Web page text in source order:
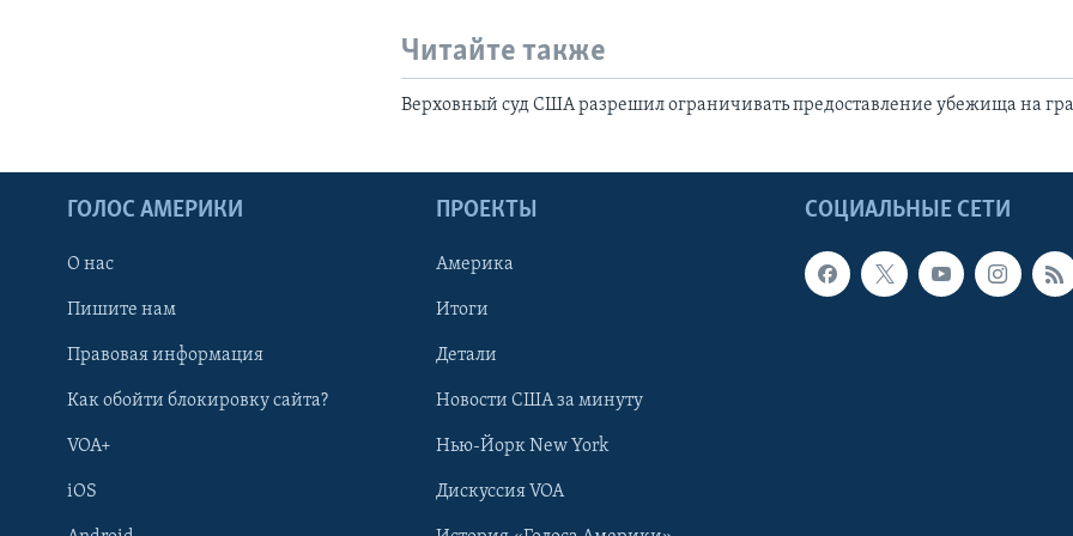
Читайте также
Верховный суд США разрешил ограничивать предоставление убежища на
СОЦИАЛЬНЫЕ СЕТИ
ГОЛОС АМЕРИКИ
О нас
Пишите нам
Правовая информация
Как обойти блокировку сайта?
VOA+
iOS
ПРОЕКТЫ
Америка
Итоги
Детали
Новости США за минуту
Нью-Йорк New York
Дискуссия VOA